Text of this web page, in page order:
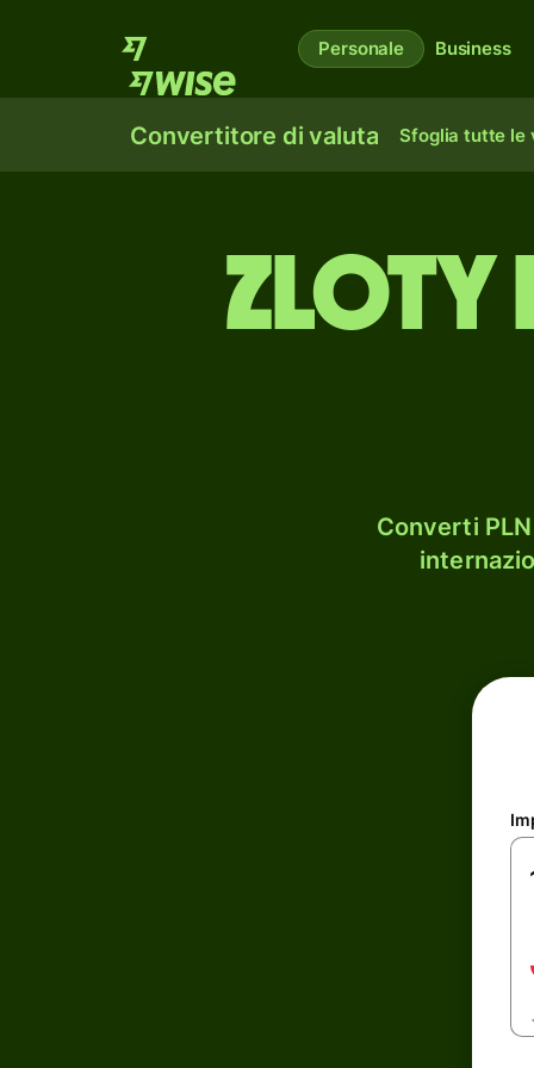
Personale Business
Convertitore di valuta Sfoglia tutte le
zloty
Converti